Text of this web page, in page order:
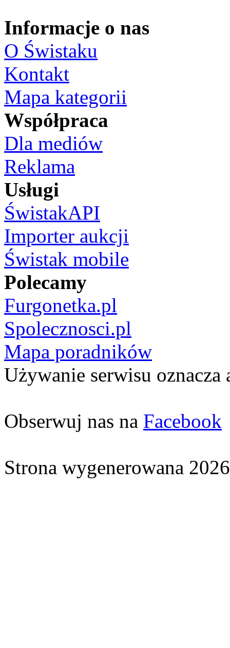
Informacje o nas
O Świstaku
Kontakt
Mapa kategorii
Współpraca
Dla mediów
Reklama
Usługi
ŚwistakAPI
Importer aukcji
Świstak mobile
Polecamy
Furgonetka.pl
Spolecznosci.pl
Mapa poradników
Używanie serwisu oznacza
Obserwuj nas na Facebook
Strona wygenerowana